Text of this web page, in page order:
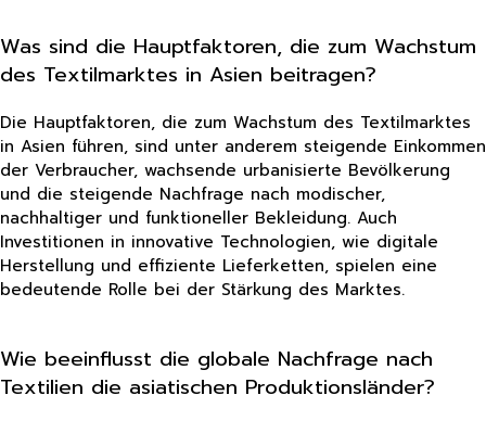
Was sind die Hauptfaktoren, die zum Wachstum
des Textilmarktes in Asien beitragen?
Die Hauptfaktoren, die zum Wachstum des Textilmarktes
in Asien führen, sind unter anderem steigende Einkommen
der Verbraucher, wachsende urbanisierte Bevölkerung
und die steigende Nachfrage nach modischer,
nachhaltiger und funktioneller Bekleidung. Auch
Investitionen in innovative Technologien, wie digitale
Herstellung und effiziente Lieferketten, spielen eine
bedeutende Rolle bei der Stärkung des Marktes.
Wie beeinflusst die globale Nachfrage nach
Textilien die asiatischen Produktionsländer?